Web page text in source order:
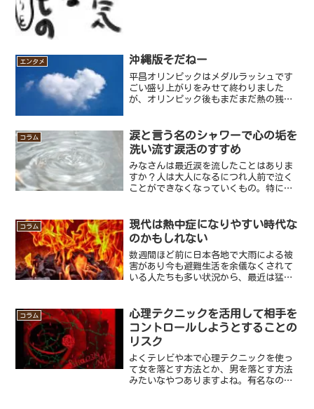
エンタメ 沖縄版そだねー
平昌オリンピックはメダルラッシュです
ごい盛り上がりをみせて終わりました
が、オリンピック後もまだまだ熱の残っ
選手たちが試合中によく使っていた「そ
だねー」という言葉ですね(...
コラム
涙と言う名のシャワーで心の垢を
洗い流す涙活のすすめ
みなさんは最近涙を流したことはありま
すか？人は大人になるにつれ人前で泣く
ことができなくなっていくもの。特に男
しかし涙を流すことは、心を潤す心のシ
ャワーです。心を洗うため...
コラム
現代は熱中症になりやすい時代な
のかもしれない
数週間ほど前に日本各地で大雨による被
害があり今も避難生活を余儀なくされて
いる人たちも多い状況から、最近は猛暑
まで気温が上がっている地域もありま
す。沖縄＝暑い、南＝暑いだ...
コラム
心理テクニックを活用して相手を
コントロールしようとすることの
リスク
よくテレビや本で心理テクニックを使っ
て女を落とす方法とか、男を落とす方法
みたいなやつありますよね。有名なのは